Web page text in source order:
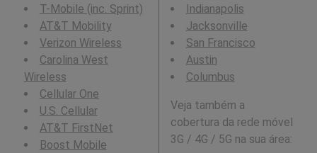
T-Mobile (inc. Sprint)
AT&T Mobility
Verizon Wireless
Carolina West
Wireless
Cellular One
U.S. Cellular
AT&T FirstNet
Boost Mobile
Indianapolis
Jacksonville
San Francisco
Austin
Columbus
Veja também a
cobertura da rede móvel
3G / 4G / 5G na sua área: